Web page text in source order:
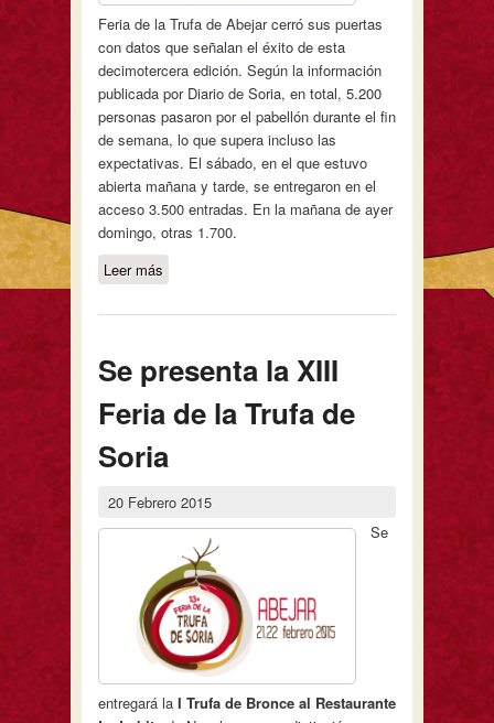
Feria de la Trufa de Abejar cerró sus puertas
con datos que señalan el éxito de esta
decimotercera edición. Según la información
publicada por Diario de Soria, en total, 5.200
personas pasaron por el pabellón durante el fin
de semana, lo que supera incluso las
expectativas. El sábado, en el que estuvo
abierta mañana y tarde, se entregaron en el
acceso 3.500 entradas. En la mañana de ayer
domingo, otras 1.700.
Leer más
Se presenta la XIII
Feria de la Trufa de
Soria
20 Febrero 2015
Se
entregará la I Trufa de Bronce al Restaurante